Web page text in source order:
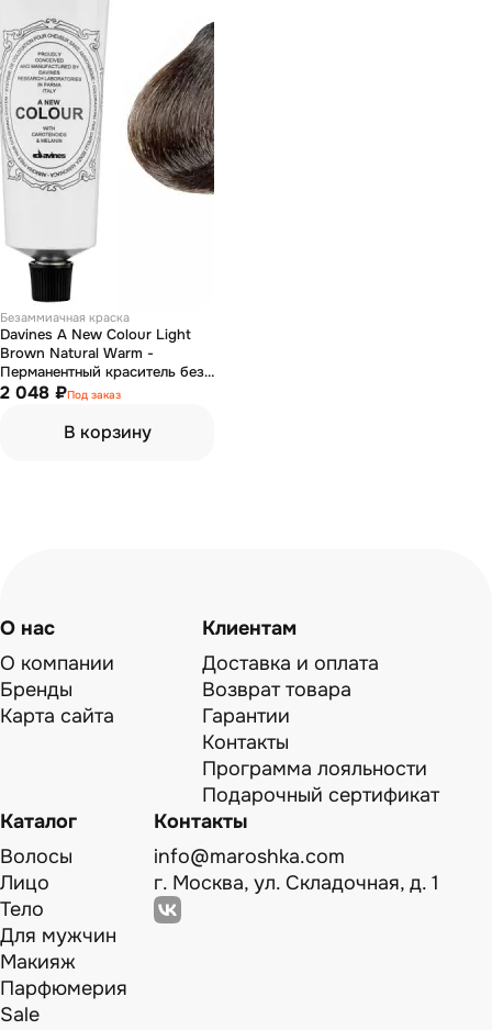
Безаммиачная краска
Davines A New Colour Light
Brown Natural Warm -
Перманентный краситель без
аммиака 5 светло-коричневый
2 048 ₽Под заказ
В корзину
О нас
О компании
Бренды
Карта сайта
Клиентам
Доставка и оплата
Возврат товара
Гарантии
Контакты
Программа лояльности
Подарочный сертификат
Каталог
Волосы
Лицо
Тело
Для мужчин
Макияж
Парфюмерия
Sale
Контакты
info@maroshka.com
г. Москва, ул. Складочная, д. 1